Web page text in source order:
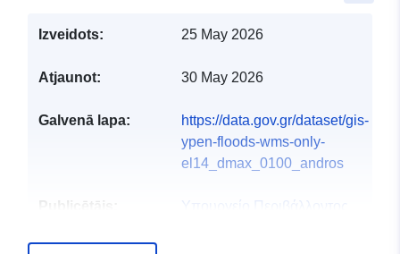
Izveidots: 25 May 2026
Atjaunot: 30 May 2026
Galvenā lapa:
https://data.gov.gr/dataset/gis-
ypen-floods-wms-only-
el14_dmax_0100_andros
Publicētājs:
Υπουργείο Περιβάλλοντος